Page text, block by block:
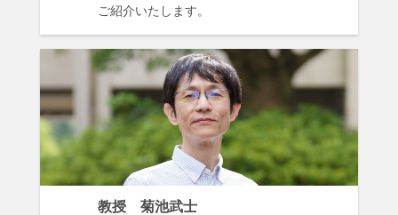
ご紹介いたします。
教授 菊池武士